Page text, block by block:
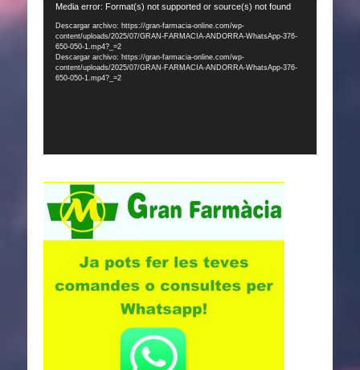
Reproductor
vídeo
Media error: Format(s) not supported or source(s) not found
Descargar archivo: https://gran-farmacia-online.com/wp-
content/uploads/2025/07/GRAN-FARMACIA-ANDORRA-WhatsApp-376-
650-050-1.mp4?_=2
Descargar archivo: https://gran-farmacia-online.com/wp-
content/uploads/2025/07/GRAN-FARMACIA-ANDORRA-WhatsApp-376-
650-050-1.mp4?_=2